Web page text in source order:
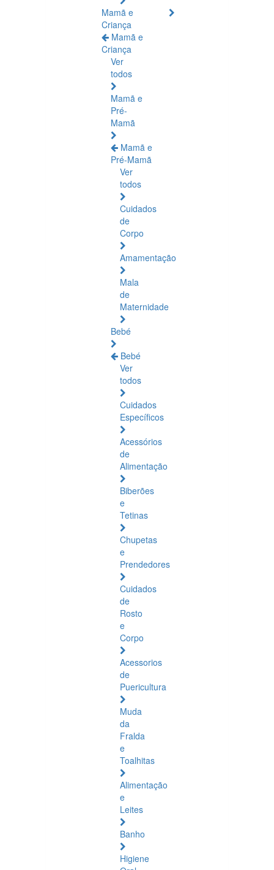
Mamã e
Criança
Mamã e
Criança
Ver
todos
Mamã e
Pré-
Mamã
Mamã e
Pré-Mamã
Ver
todos
Cuidados
de
Corpo
Amamentação
Mala
de
Maternidade
Bebé
Bebé
Ver
todos
Cuidados
Específicos
Acessórios
de
Alimentação
Biberões
e
Tetinas
Chupetas
e
Prendedores
Cuidados
de
Rosto
e
Corpo
Acessorios
de
Puericultura
Muda
da
Fralda
e
Toalhitas
Alimentação
e
Leites
Banho
Higiene